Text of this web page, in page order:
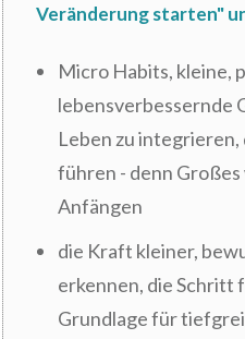
Veränderung starten"
Micro Habits, kleine,
lebensverbessernde
Leben zu integrieren,
führen - denn
Anfängen
die Kraft kleiner,
erkennen, die Schritt
Grundlage für